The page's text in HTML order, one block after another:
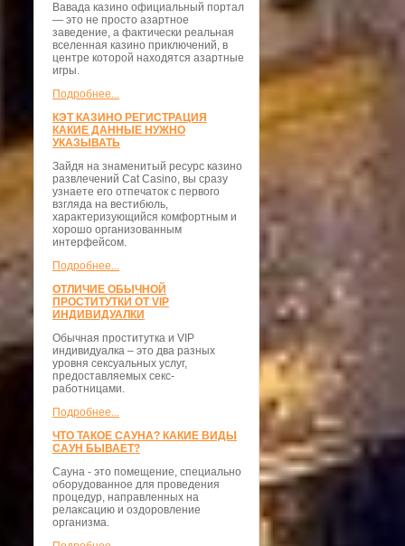
Вавада казино официальный портал
— это не просто азартное
заведение, а фактически реальная
вселенная казино приключений, в
центре которой находятся азартные
игры.
Подробнее...
КЭТ КАЗИНО РЕГИСТРАЦИЯ
КАКИЕ ДАННЫЕ НУЖНО
УКАЗЫВАТЬ
Зайдя на знаменитый ресурс казино
развлечений Cat Casino, вы сразу
узнаете его отпечаток с первого
взгляда на вестибюль,
характеризующийся комфортным и
хорошо организованным
интерфейсом.
Подробнее...
ОТЛИЧИЕ ОБЫЧНОЙ
ПРОСТИТУТКИ ОТ VIP
ИНДИВИДУАЛКИ
Обычная проститутка и VIP
индивидуалка – это два разных
уровня сексуальных услуг,
предоставляемых секс-
работницами.
Подробнее...
ЧТО ТАКОЕ САУНА? КАКИЕ ВИДЫ
САУН БЫВАЕТ?
Сауна - это помещение, специально
оборудованное для проведения
процедур, направленных на
релаксацию и оздоровление
организма.